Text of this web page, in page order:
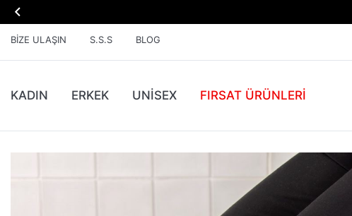

BIZE ULAŞIN S.S.S BLOG
KADIN ERKEK UNİSEX FIRSAT ÜRÜNLERI